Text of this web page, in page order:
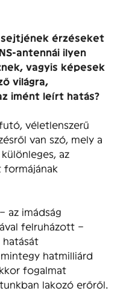
sejtjének érzéseket
antennái ilyen
vagyis képesek
világra,
imént leírt hatás?
véletlenszerű
van szó, mely a
az
formájának
az imádság
felruházott –
hatását
hatmilliárd
fogalmat
lakozó erőről.